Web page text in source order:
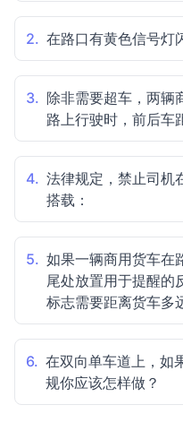
2. 在路口有黄色信号灯
3. 除非需要超车，两辆
路上行驶时，前后车
4. 法律规定，禁止司机
搭载：
5. 如果一辆商用货车在
尾处放置用于提醒的
标志需要距离货车多
6. 在双向单车道上，如
规你应该怎样做？